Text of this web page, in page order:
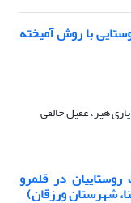
با روش آمیخته
هیر، عقیل خالقی
در قلمرو
شهرستان ورزقان)